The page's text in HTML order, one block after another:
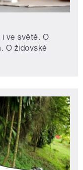
ve světě. O
O židovské